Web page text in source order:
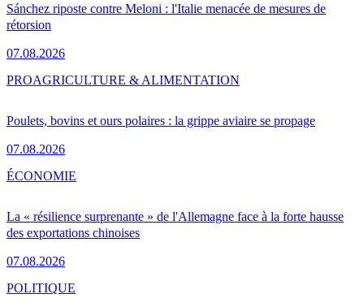
Sánchez riposte contre Meloni : l'Italie menacée de mesures de
rétorsion
07.08.2026
Poulets, bovins et ours polaires : la grippe aviaire se propage
07.08.2026
PROAGRICULTURE & ALIMENTATION
La « résilience surprenante » de l'Allemagne face à la forte hausse
des exportations chinoises
07.08.2026
ÉCONOMIE
POLITIQUE